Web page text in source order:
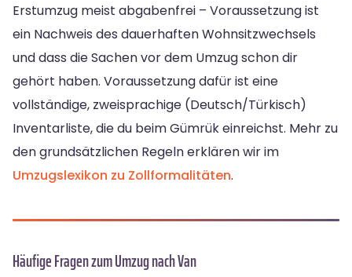
Erstumzug meist abgabenfrei – Voraussetzung ist
ein Nachweis des dauerhaften Wohnsitzwechsels
und dass die Sachen vor dem Umzug schon dir
gehört haben. Voraussetzung dafür ist eine
vollständige, zweisprachige (Deutsch/Türkisch)
Inventarliste, die du beim Gümrük einreichst. Mehr zu
den grundsätzlichen Regeln erklären wir im
Umzugslexikon zu Zollformalitäten.
Häufige Fragen zum Umzug nach Van